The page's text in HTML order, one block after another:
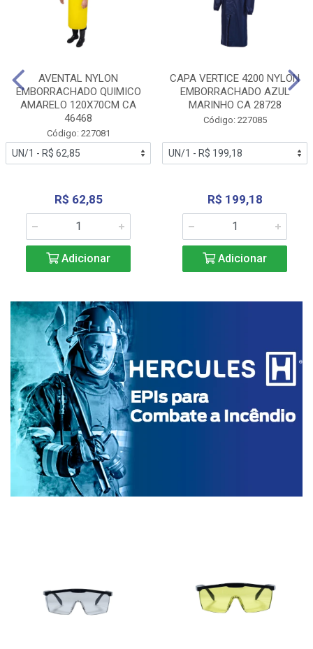
AVENTAL NYLON
EMBORRACHADO QUIMICO
AMARELO 120X70CM CA
46468
Código: 227081
R$ 62,85
Adicionar
CAPA VERTICE 4200 NYLON
EMBORRACHADO AZUL
MARINHO CA 28728
Código: 227085
R$ 199,18
Adicionar